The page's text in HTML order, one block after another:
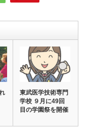
東武医学技術専門
学校 ９月に49回
目の学園祭を開催